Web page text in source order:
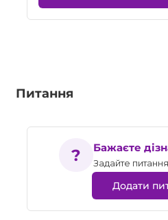
Питання
Бажаєте
Задайте
Додати